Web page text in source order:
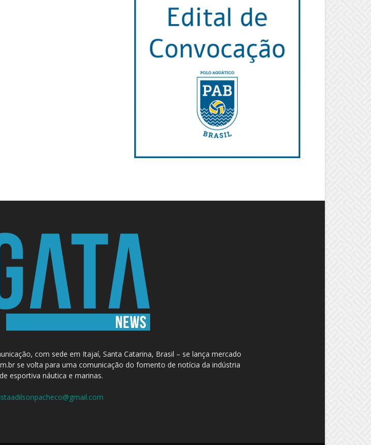
com sede em Itajaí, Santa Catarina, Brasil – se lança mercado
se volta para uma comunicação do fomento de notícia da indústria
esportiva náutica e marinas.